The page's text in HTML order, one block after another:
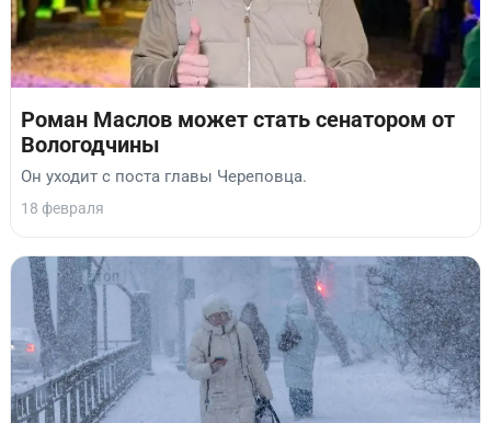
Роман Маслов может стать сенатором от
Вологодчины
Он уходит с поста главы Череповца.
18 февраля